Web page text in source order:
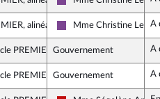
Ensemble pour la
alinéa 3
Ensemble pour la
Mme Christine Le A
PREMIER Gouvernement A
PREMIER Gouvernement A